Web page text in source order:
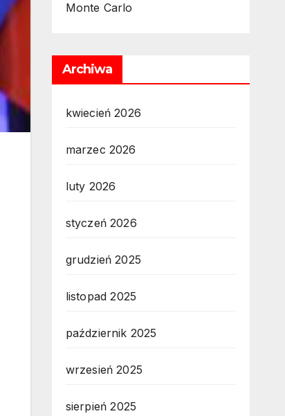
Monte Carlo
Archiwa
kwiecień 2026
marzec 2026
luty 2026
styczeń 2026
grudzień 2025
listopad 2025
październik 2025
wrzesień 2025
sierpień 2025